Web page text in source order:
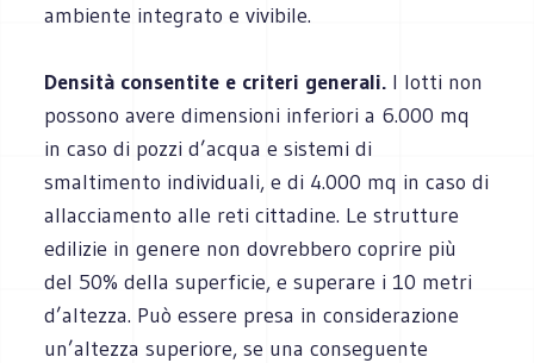
ambiente integrato e vivibile.
Densità consentite e criteri generali. I lotti non
possono avere dimensioni inferiori a 6.000 mq
in caso di pozzi d’acqua e sistemi di
smaltimento individuali, e di 4.000 mq in caso di
allacciamento alle reti cittadine. Le strutture
edilizie in genere non dovrebbero coprire più
del 50% della superficie, e superare i 10 metri
d’altezza. Può essere presa in considerazione
un’altezza superiore, se una conseguente